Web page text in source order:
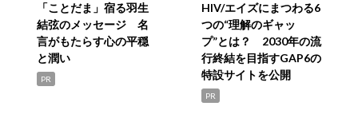
「ことだま」宿る羽生
結弦のメッセージ 名
言がもたらす心の平穏
と潤い
PR
HIV/エイズにまつわる6
つの“理解のギャッ
プ”とは？ 2030年の流
行終結を目指すGAP6の
特設サイトを公開
PR